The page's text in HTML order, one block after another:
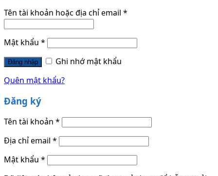
Tên tài khoản hoặc địa chỉ email *
Mật khẩu *
Đăng nhập
Ghi nhớ mật khẩu
Quên mật khẩu?
Đăng ký
Tên tài khoản *
Địa chỉ email *
Mật khẩu *